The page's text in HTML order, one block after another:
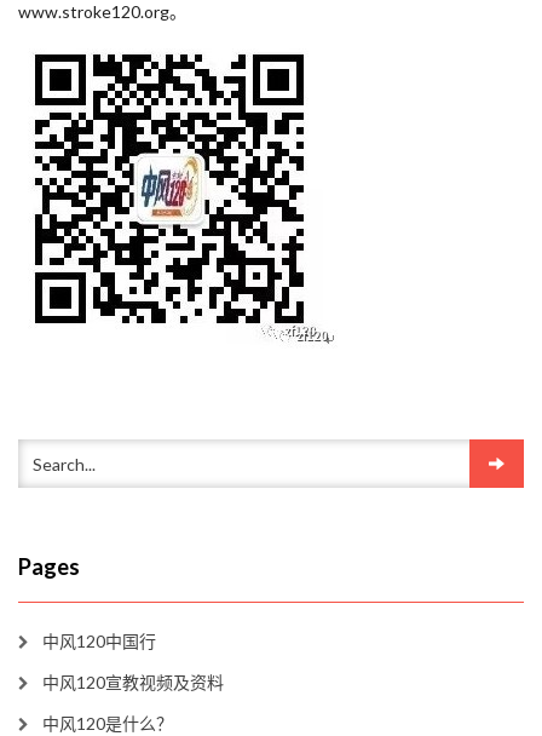
www.stroke120.org。
Pages
中风120中国行
中风120宣教视频及资料
中风120是什么？